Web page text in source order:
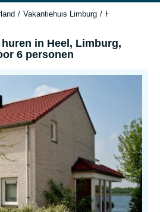
Vakantiehuis Limburg Heel
in Heel, Limburg,
6 personen